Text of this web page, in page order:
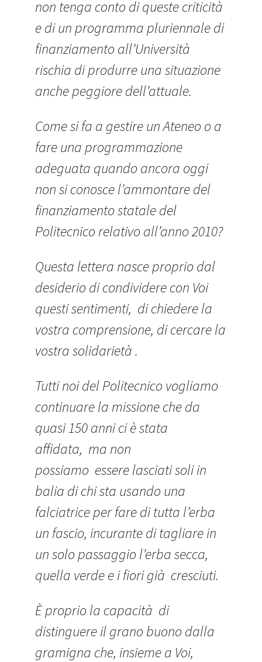
non tenga conto di queste criticità
e di un programma pluriennale di
finanziamento all’Università
rischia di produrre una situazione
anche peggiore dell’attuale.
Come si fa a gestire un Ateneo o a
fare una programmazione
adeguata quando ancora oggi
non si conosce l’ammontare del
finanziamento statale del
Politecnico relativo all’anno 2010?
Questa lettera nasce proprio dal
desiderio di condividere con Voi
questi sentimenti, di chiedere la
vostra comprensione, di cercare la
vostra solidarietà .
Tutti noi del Politecnico vogliamo
continuare la missione che da
quasi 150 anni ci è stata
affidata, ma non
possiamo essere lasciati soli in
balia di chi sta usando una
falciatrice per fare di tutta l’erba
un fascio, incurante di tagliare in
un solo passaggio l’erba secca,
quella verde e i fiori già cresciuti.
È proprio la capacità di
distinguere il grano buono dalla
gramigna che, insieme a Voi,